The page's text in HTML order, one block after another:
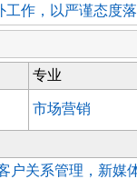
作，以严谨态度
专业
市场营销
户关系管理，新媒